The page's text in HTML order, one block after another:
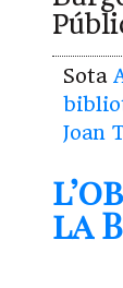
Sota
Joan
la